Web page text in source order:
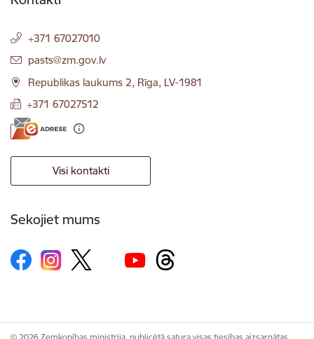
+371 67027010
E-pasts:
pasts@zm.gov.lv
Republikas laukums 2, Rīga, LV-1981
+371 67027512
Visi kontakti
Sekojiet mums